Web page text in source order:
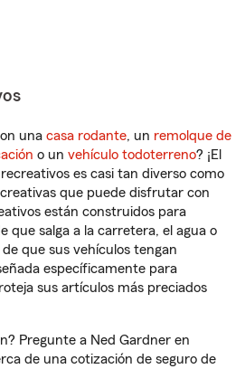
una casa rodante, un remolque de
o un vehículo todoterreno? ¡El
es casi tan diverso como
que puede disfrutar con
están construidos para
que salga a la carretera, el agua o
de que sus vehículos tengan
específicamente para
sus artículos más preciados
Pregunte a Ned Gardner en
de una cotización de seguro de